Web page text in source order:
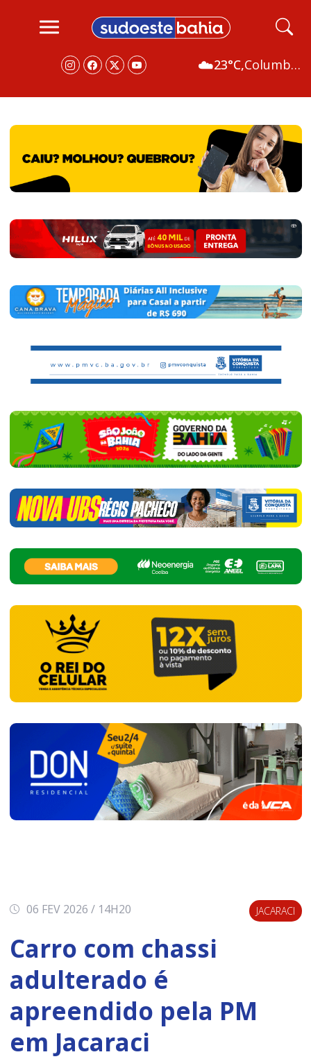
☁️23°C, Columbus
06 FEV 2026 / 14H20 JACARACI
Carro com chassi
adulterado é
apreendido pela PM
em Jacaraci